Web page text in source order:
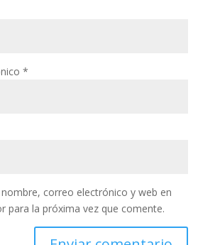
*
correo electrónico y web en
para la próxima vez que comente.